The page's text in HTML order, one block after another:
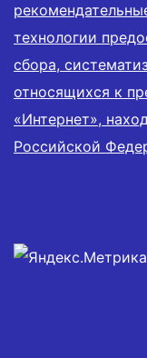
технологии
сбора,
относящихся к
«Интернет»,
Российской